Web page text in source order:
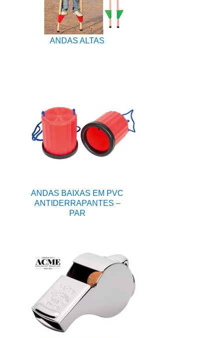
ANDAS ALTAS
ANDAS BAIXAS EM PVC
ANTIDERRAPANTES –
PAR